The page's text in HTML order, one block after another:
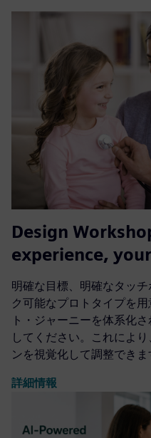
Design
experience,
明確な目標、明確なタッ
ク可能なプロトタイプを
ト・ジャーニーを体系化
してください。これによ
ンを視覚化して調整できま
詳細情報